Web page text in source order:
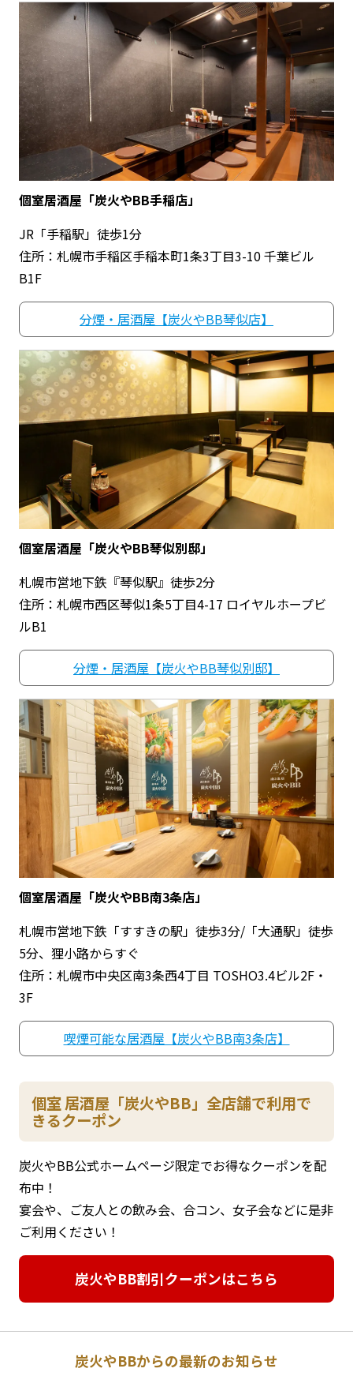
個室居酒屋「炭火やBB手稲店」
JR「手稲駅」徒歩1分
住所：札幌市手稲区手稲本町1条3丁目3-10 千葉ビル
B1F
分煙・居酒屋【炭火やBB琴似店】
個室居酒屋「炭火やBB琴似別邸」
札幌市営地下鉄『琴似駅』徒歩2分
住所：札幌市西区琴似1条5丁目4-17 ロイヤルホープビ
ルB1
分煙・居酒屋【炭火やBB琴似別邸】
個室居酒屋「炭火やBB南3条店」
札幌市営地下鉄「すすきの駅」徒歩3分/「大通駅」徒歩
5分、狸小路からすぐ
住所：札幌市中央区南3条西4丁目 TOSHO3.4ビル2F・
3F
喫煙可能な居酒屋【炭火やBB南3条店】
個室 居酒屋「炭火やBB」全店舗で利用で
きるクーポン
炭火やBB公式ホームページ限定でお得なクーポンを配
布中！
宴会や、ご友人との飲み会、合コン、女子会などに是非
ご利用ください！
炭火やBB割引クーポンはこちら
炭火やBBからの最新のお知らせ